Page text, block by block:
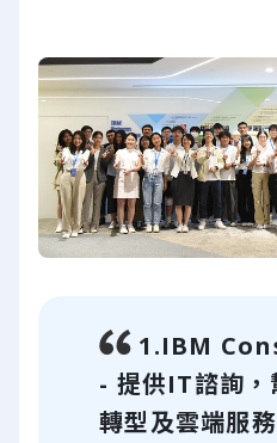
1.IBM
- 提供IT諮詢，
轉型及雲端服務